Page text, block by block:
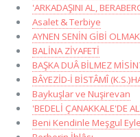
'ARKADAŞINI AL,
Asalet & Terbiye
AYNEN SENİN GİBİ
BALİNA ZİYAFETİ
BAŞKA DUÂ BİLMEZ
BÂYEZİD-İ BİSTÂMÎ
Baykuşlar ve Nuşirevan
'BEDELİ ÇANAKKALE'DE
Beni Kendinle Meşgul Eyle